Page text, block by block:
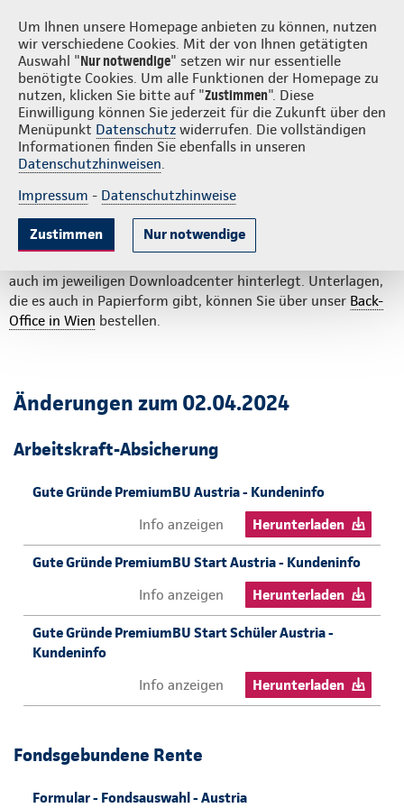
Um Ihnen unsere Homepage anbieten zu können, nutzen
wir verschiedene Cookies. Mit der von Ihnen getätigten
Auswahl "Nur notwendige" setzen wir nur essentielle
benötigte Cookies. Um alle Funktionen der Homepage zu
nutzen, klicken Sie bitte auf "Zustimmen". Diese
Einwilligung können Sie jederzeit für die Zukunft über den
Menüpunkt Datenschutz widerrufen. Die vollständigen
Informationen finden Sie ebenfalls in unseren
Datenschutzhinweisen.
Impressum - Datenschutzhinweise
Zustimmen Nur notwendige
Neue und geänderte LV-
Druckstücke
News Lebensversicherung
Hier finden Sie eine Übersicht zu allen Druckstücken, die neu
auch im jeweiligen Downloadcenter hinterlegt. Unterlagen,
die es auch in Papierform gibt, können Sie über unser Back-
Office in Wien bestellen.
Änderungen zum 02.04.2024
Arbeitskraft-Absicherung
Gute Gründe PremiumBU Austria - Kundeninfo
Info anzeigen
Herunterladen
Gute Gründe PremiumBU Start Austria - Kundeninfo
Info anzeigen
Herunterladen
Gute Gründe PremiumBU Start Schüler Austria -
Kundeninfo
Info anzeigen
Herunterladen
Fondsgebundene Rente
Formular - Fondsauswahl - Austria